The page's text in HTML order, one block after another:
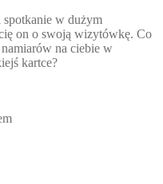
spotkanie w dużym
on o swoją wizytówkę. Co
na ciebie w
kartce?